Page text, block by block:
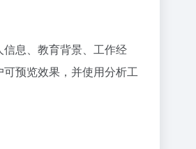
息、教育背景、工作经
预览效果，并使用分析工